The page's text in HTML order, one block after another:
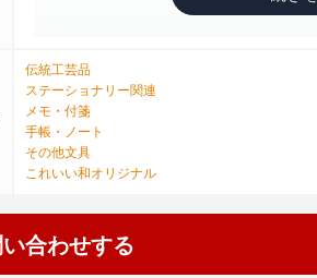
伝統工芸品
ステーショナリー関連
メモ・付箋
手帳・ノート
その他文具
これいい和オリジナル
合わせする